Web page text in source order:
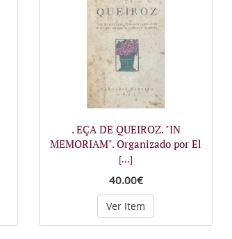
. EÇA DE QUEIROZ. "IN
MEMORIAM". Organizado por El
[...]
40.00€
Ver Item